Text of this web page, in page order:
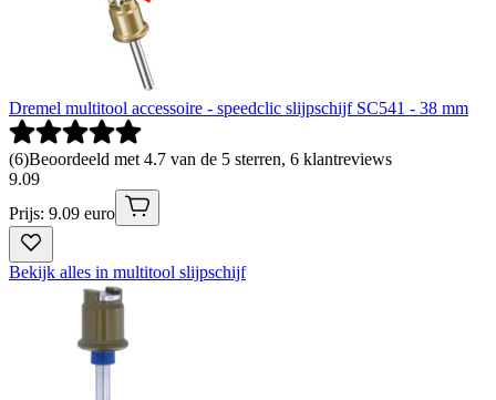
Dremel multitool accessoire - speedclic slijpschijf SC541 - 38 mm
(6)Beoordeeld met 4.7 van de 5 sterren, 6 klantreviews
9.09
Prijs: 9.09 euro
Bekijk alles in multitool slijpschijf